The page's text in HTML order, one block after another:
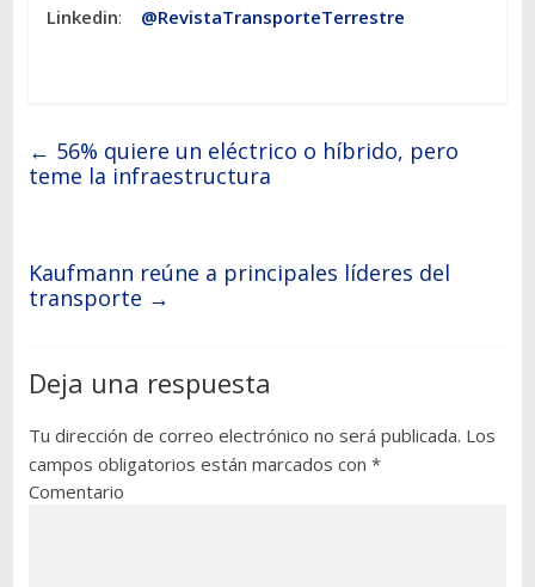
Linkedin: @RevistaTransporteTerrestre
← 56% quiere un eléctrico o híbrido, pero
teme la infraestructura
Kaufmann reúne a principales líderes del
transporte →
Deja una respuesta
Tu dirección de correo electrónico no será publicada. Los
campos obligatorios están marcados con *
Comentario